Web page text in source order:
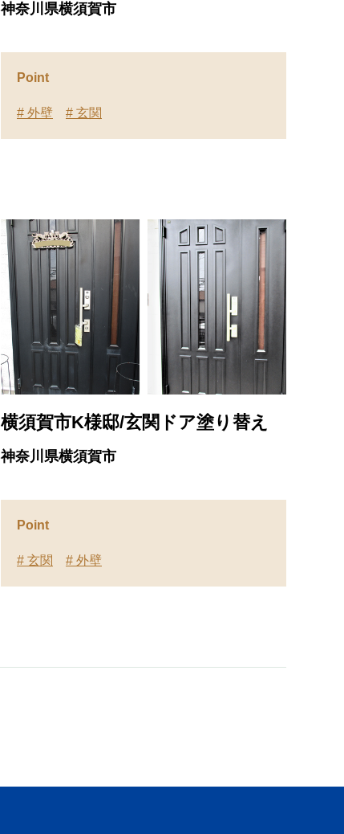
神奈川県横須賀市
Point
# 外壁 # 玄関
横須賀市K様邸/玄関ドア塗り替え
神奈川県横須賀市
Point
# 玄関 # 外壁